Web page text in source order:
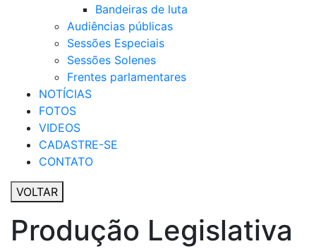
Bandeiras de luta
Audiências públicas
Sessões Especiais
Sessões Solenes
Frentes parlamentares
NOTÍCIAS
FOTOS
VIDEOS
CADASTRE-SE
CONTATO
VOLTAR
Produção Legislativa